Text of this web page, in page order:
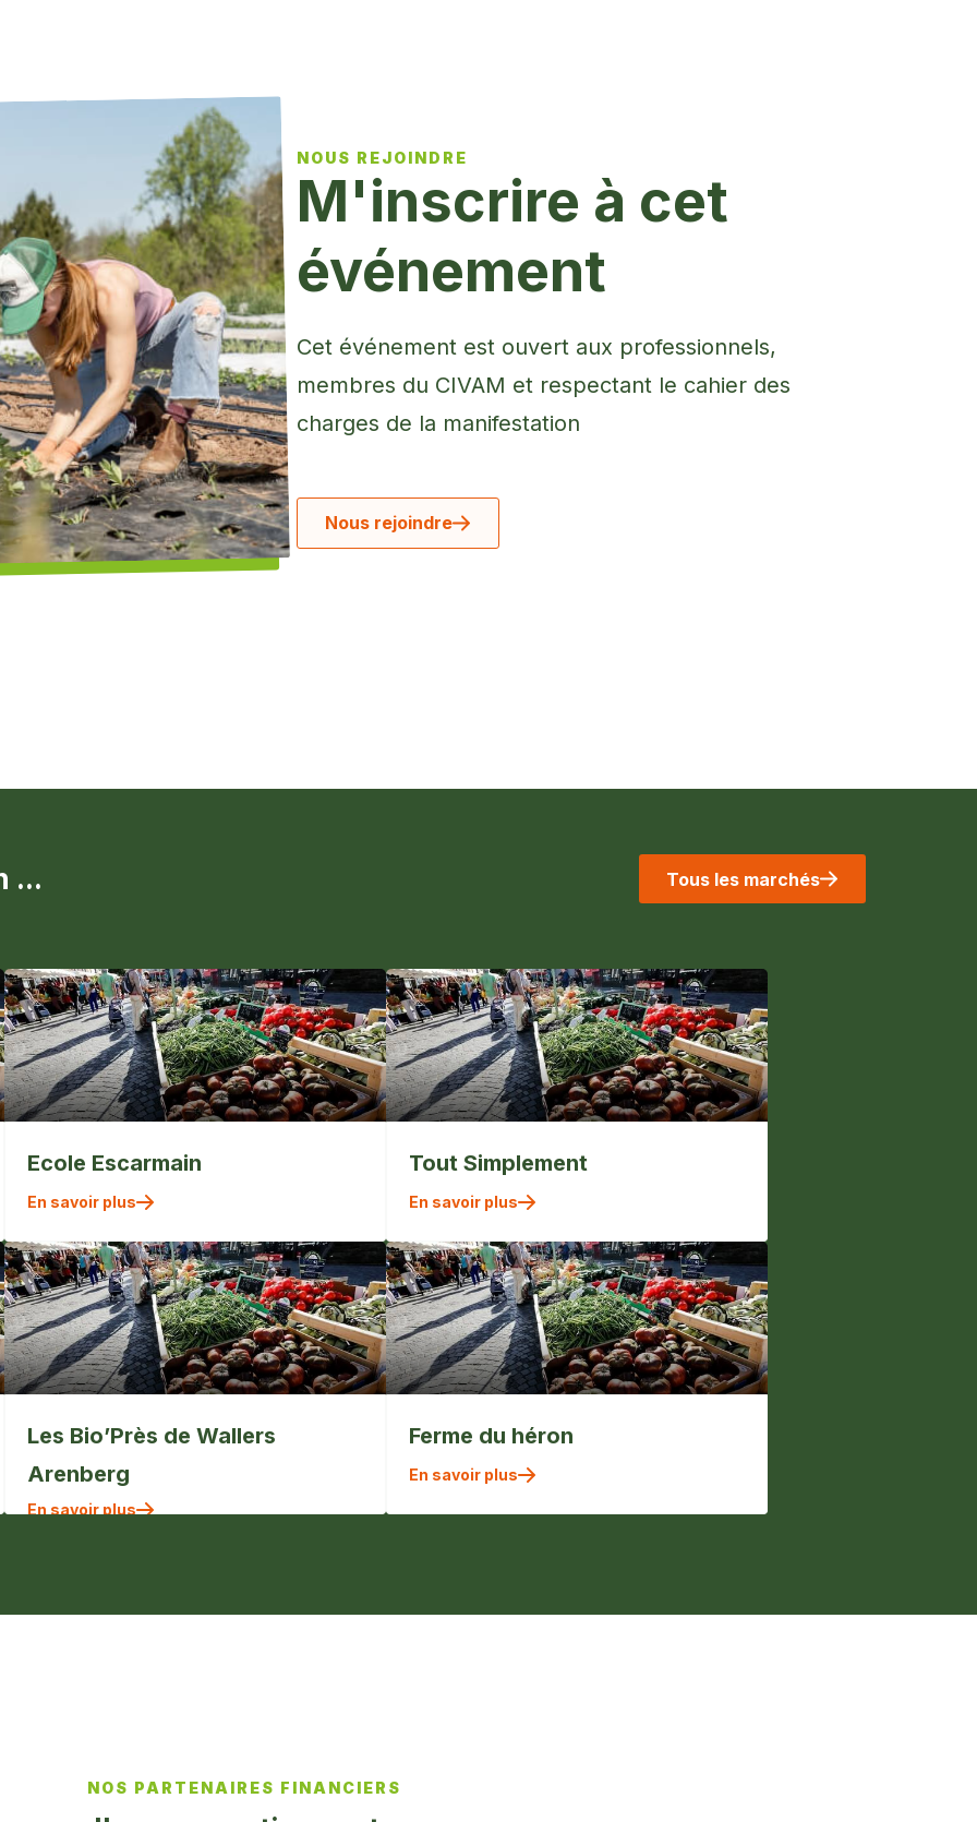
NOUS REJOINDRE
M'inscrire à cet
événement
Cet événement est ouvert aux professionnels,
membres du CIVAM et respectant le cahier des
charges de la manifestation
Nous rejoindre
... Tous les marchés
Ecole Escarmain
En savoir plus
Tout Simplement
En savoir plus
Les Bio’Près de Wallers
Arenberg
En savoir plus
Ferme du héron
En savoir plus
NOS PARTENAIRES FINANCIERS